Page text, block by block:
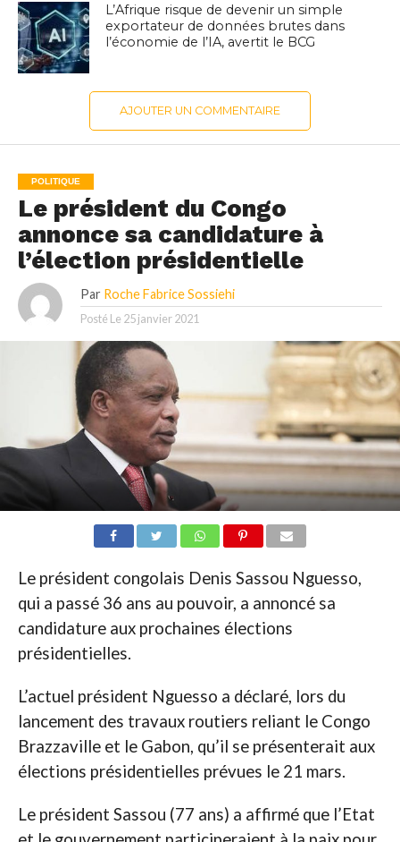
L’Afrique risque de devenir un simple
exportateur de données brutes dans
l’économie de l’IA, avertit le BCG
AJOUTER UN COMMENTAIRE
POLITIQUE
Le président du Congo
annonce sa candidature à
l’élection présidentielle
Par Roche Fabrice Sossiehi
Posté Le 25 janvier 2021
Le président congolais Denis Sassou Nguesso,
qui a passé 36 ans au pouvoir, a annoncé sa
candidature aux prochaines élections
présidentielles.
L’actuel président Nguesso a déclaré, lors du
lancement des travaux routiers reliant le Congo
Brazzaville et le Gabon, qu’il se présenterait aux
élections présidentielles prévues le 21 mars.
Le président Sassou (77 ans) a affirmé que l’Etat